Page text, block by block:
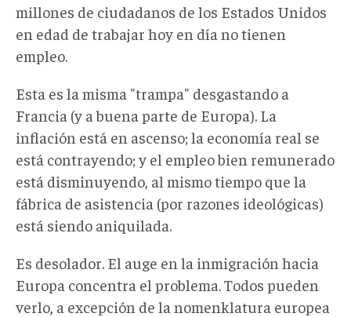
millones de ciudadanos de los Estados Unidos
en edad de trabajar hoy en día no tienen
empleo.
Esta es la misma "trampa" desgastando a
Francia (y a buena parte de Europa). La
inflación está en ascenso; la economía real se
está contrayendo; y el empleo bien remunerado
está disminuyendo, al mismo tiempo que la
fábrica de asistencia (por razones ideológicas)
está siendo aniquilada.
Es desolador. El auge en la inmigración hacia
Europa concentra el problema. Todos pueden
verlo, a excepción de la nomenklatura europea